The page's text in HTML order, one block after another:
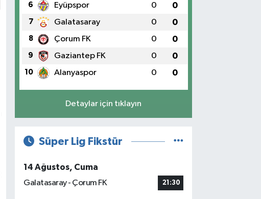
6 Eyüpspor 0 0
7 Galatasaray 0 0
8 Çorum FK 0 0
9 Gaziantep FK 0 0
10 Alanyaspor 0 0
Detaylar için tıklayın
Süper Lig Fikstür
14 Ağustos, Cuma
Galatasaray - Çorum FK
21:30